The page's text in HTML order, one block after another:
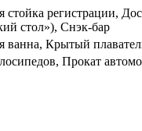
стойка регистрации,
стол»), Снэк-бар
Крытый
Прокат